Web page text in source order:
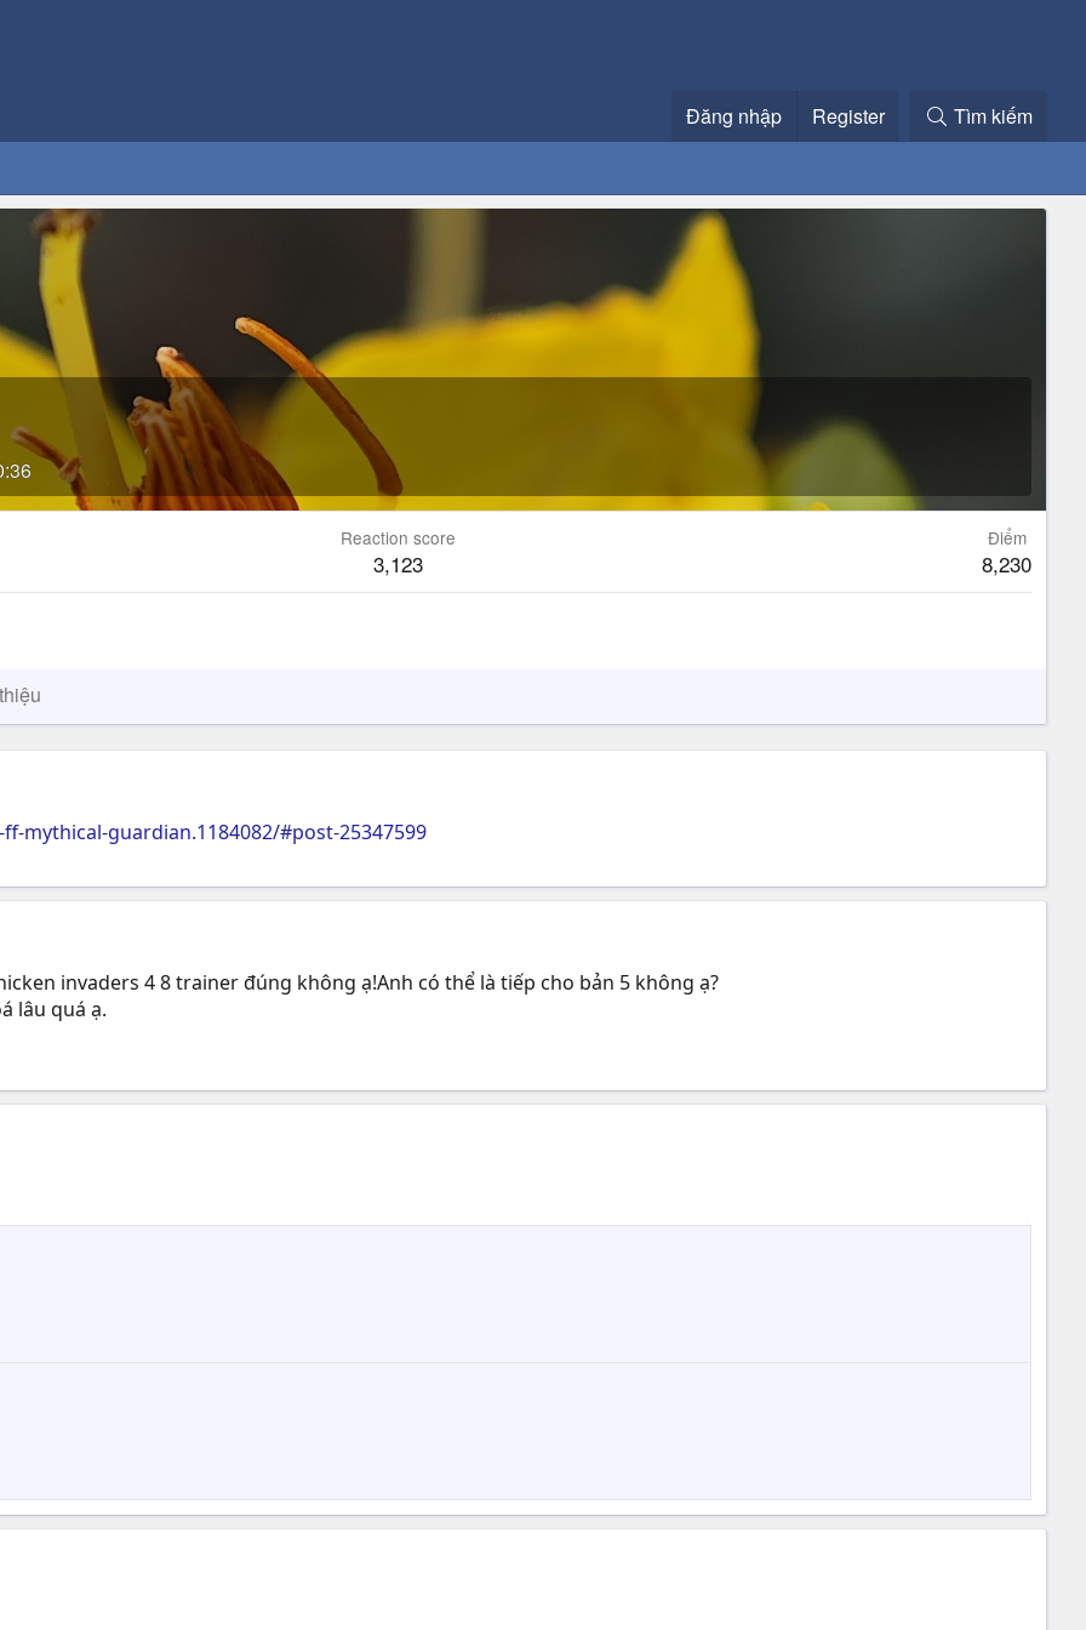
Đăng nhập Register Tìm kiếm
Reaction score
3,123
Điểm
8,230
mythical-guardian.1184082/#post-25347599
invaders 4 8 trainer đúng không ạ!Anh có thể là tiếp cho bản 5 không ạ?
lâu quá ạ.